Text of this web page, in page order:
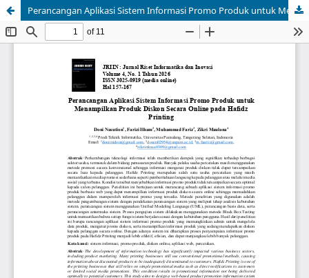
Perancangan Aplikasi Sistem Informasi Promo Produk untuk Menampilkan Produk Diskon Secara Online pada Hafidz Printing